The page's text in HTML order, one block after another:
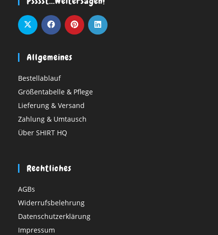
Allgemeines
Bestellablauf
Größentabelle & Pflege
Lieferung & Versand
Zahlung & Umtausch
Über SHIRT HQ
Rechtliches
AGBs
Widerrufsbelehrung
Datenschutzerklärung
Impressum